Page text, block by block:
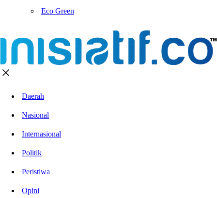
Eco Green
Daerah
Nasional
Internasional
Politik
Peristiwa
Opini